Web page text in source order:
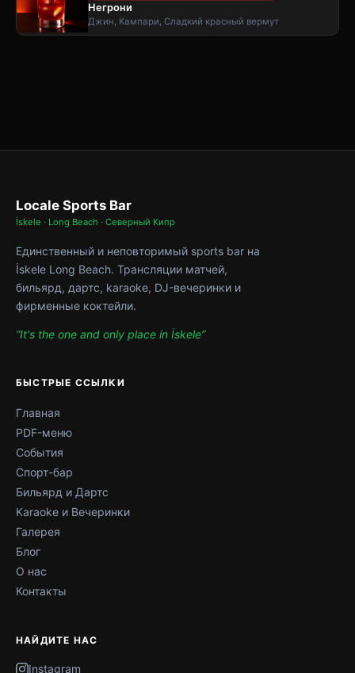
Негрони
Джин, Кампари, Сладкий красный вермут
Locale Sports Bar
İskele · Long Beach · Северный Кипр
Единственный и неповторимый sports bar на
İskele Long Beach. Трансляции матчей,
бильярд, дартс, karaoke, DJ-вечеринки и
фирменные коктейли.
“It's the one and only place in İskele”
БЫСТРЫЕ ССЫЛКИ
Главная
PDF-меню
События
Спорт-бар
Бильярд и Дартс
Karaoke и Вечеринки
Галерея
Блог
О нас
Контакты
НАЙДИТЕ НАС
Instagram